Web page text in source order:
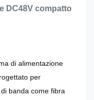
DC48V compatto
di alimentazione
per
banda come fibra